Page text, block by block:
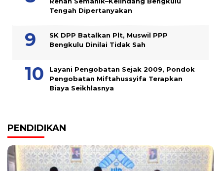
Tengah Dipertanyakan
SK DPP Batalkan Plt, Muswil PPP
Bengkulu Dinilai Tidak Sah
Layani Pengobatan Sejak 2009, Pondok
Pengobatan Miftahussyifa Terapkan
Biaya Seikhlasnya
PENDIDIKAN